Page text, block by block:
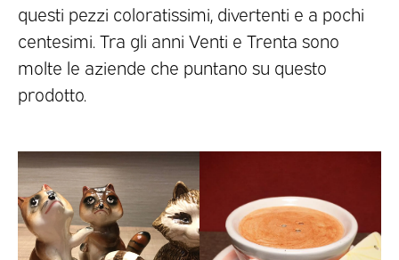
questi pezzi coloratissimi, divertenti e a pochi
centesimi. Tra gli anni Venti e Trenta sono
molte le aziende che puntano su questo
prodotto.